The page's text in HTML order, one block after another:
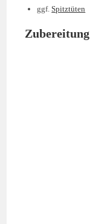
ggf.Spitztüten
Zubereitung